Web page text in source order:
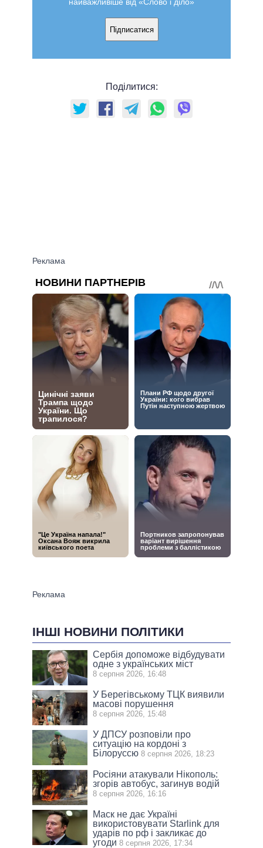
найважливіше від «Слово і діло»
Підписатися
Поділитися:
ІНШІ НОВИНИ ПОЛІТИКИ
Сербія допоможе відбудувати
одне з українських міст
8 серпня 2026, 16:48
У Берегівському ТЦК виявили
масові порушення
8 серпня 2026, 15:48
У ДПСУ розповіли про
ситуацію на кордоні з
Білоруссю 8 серпня 2026, 18:23
Росіяни атакували Нікополь:
згорів автобус, загинув водій
8 серпня 2026, 16:16
Маск не дає Україні
використовувати Starlink для
ударів по рф і закликає до
угоди 8 серпня 2026, 17:34